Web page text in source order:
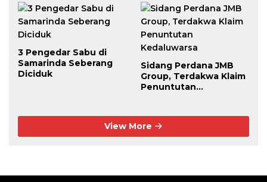
dari Dalam Lapas
3 Pengedar Sabu di
Samarinda Seberang
Diciduk
Sidang Perdana JMB
Group, Terdakwa Klaim
Penuntutan
View More